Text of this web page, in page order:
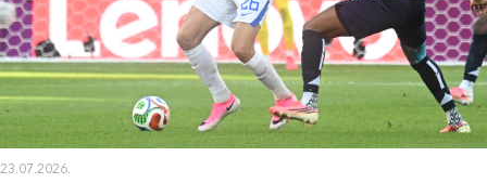
23.07.2026.